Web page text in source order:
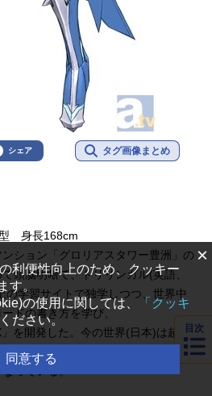
シェア タグ画像まとめ
身長168cm
ション「グロリアスタワー豊洲」の
頭脳明晰で、トリリンガル(英語、
の学習サイトで独学しつつ、世界中
ドの書き方を学び、
を開発した。今の世界(日本)は超つ
界の時計を加速させ、アップデート
っている。
目次
×
利便性向上のため、クッキー
す。
の使用に関しては、 「クッキ
ださい。
同意する